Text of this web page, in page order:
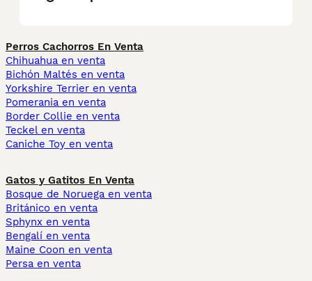
Perros Cachorros En Venta
Chihuahua en venta
Bichón Maltés en venta
Yorkshire Terrier en venta
Pomerania en venta
Border Collie en venta
Teckel en venta
Caniche Toy en venta
Gatos y Gatitos En Venta
Bosque de Noruega en venta
Británico en venta
Sphynx en venta
Bengalí en venta
Maine Coon en venta
Persa en venta